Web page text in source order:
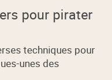
pour pirater
techniques pour
unes des